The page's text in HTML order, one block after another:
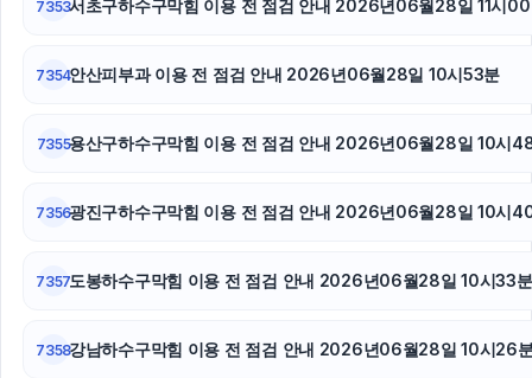
서초이혼변호사
강아지보호소
7353서초구하수구막힘 이용 전 점검 안내 2026년06월28일 11시
7354안산피부과 이용 전 점검 안내 2026년06월28일 10시53분
7355용산구하수구막힘 이용 전 점검 안내 2026년06월28일 10시
7356광진구하수구막힘 이용 전 점검 안내 2026년06월28일 10시
7357도봉하수구막힘 이용 전 점검 안내 2026년06월28일 10시33분
7358강남하수구막힘 이용 전 점검 안내 2026년06월28일 10시26